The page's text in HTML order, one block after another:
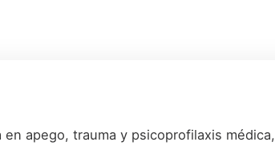
apego, trauma y psicoprofilaxis médica,